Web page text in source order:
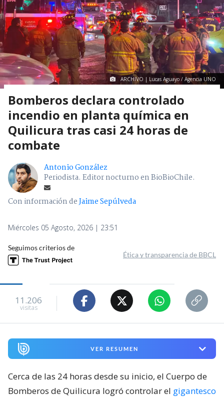
ARCHIVO | Lucas Aguayo / Agencia UNO
Bomberos declara controlado
incendio en planta química en
Quilicura tras casi 24 horas de
combate
Antonio González
Periodista. Editor nocturno en BioBioChile.
Con información deJaime Sepúlveda
Miércoles 05 Agosto, 2026 | 23:51
Seguimos criterios de
Ética y transparencia de BBCL
11.206
visitas
VER RESUMEN
Cerca de las 24 horas desde su inicio, el Cuerpo de
Bomberos de Quilicura logró controlar el gigantesco